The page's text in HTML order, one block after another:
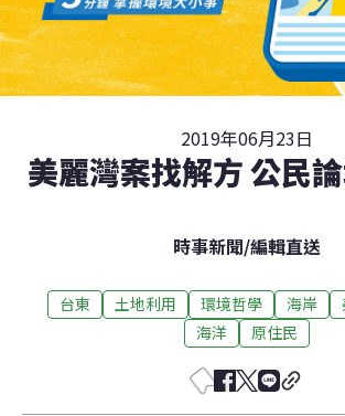
2019年06月23日
美麗灣案找解方 公民
時事新聞/編輯直送
台東 土地利用 環境哲學 海岸
海洋
原住民